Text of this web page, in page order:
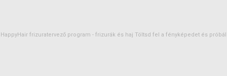
HappyHair frizuratervező program - frizurák és haj Töltsd fel a fényképedet és